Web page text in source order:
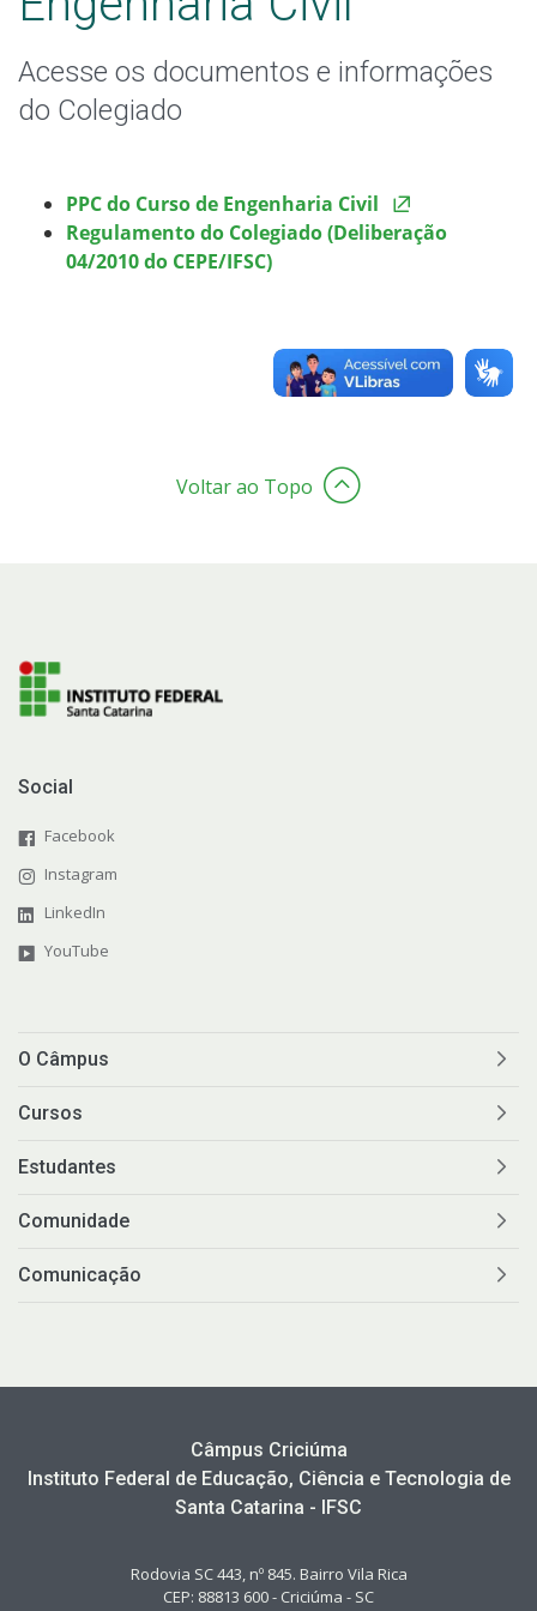
Acesse os documentos e informações
do Colegiado
PPC do Curso de Engenharia Civil
Regulamento do Colegiado (Deliberação
04/2010 do CEPE/IFSC)
Voltar ao Topo
Social
Facebook
Instagram
LinkedIn
YouTube
O Câmpus
Cursos
Estudantes
Comunidade
Comunicação
Câmpus Criciúma
Instituto Federal de Educação, Ciência e Tecnologia de
Santa Catarina - IFSC
Rodovia SC 443, nº 845. Bairro Vila Rica
CEP: 88813 600 - Criciúma - SC